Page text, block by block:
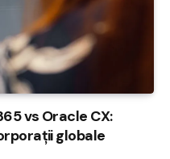
vs Oracle CX:
globale